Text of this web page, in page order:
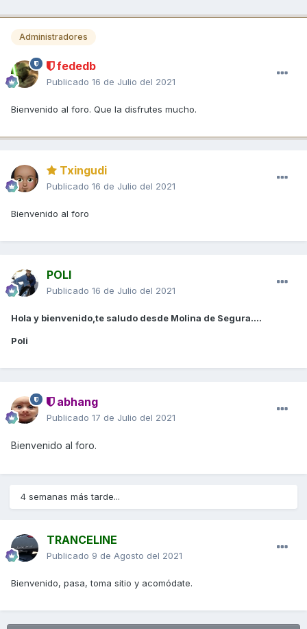
Administradores
fededb
Publicado 16 de Julio del 2021
Bienvenido al foro. Que la disfrutes mucho.
Txingudi
Publicado 16 de Julio del 2021
Bienvenido al foro
POLI
Publicado 16 de Julio del 2021
Hola y bienvenido,te saludo desde Molina de Segura....
Poli
abhang
Publicado 17 de Julio del 2021
Bienvenido al foro.
4 semanas más tarde...
TRANCELINE
Publicado 9 de Agosto del 2021
Bienvenido, pasa, toma sitio y acomódate.